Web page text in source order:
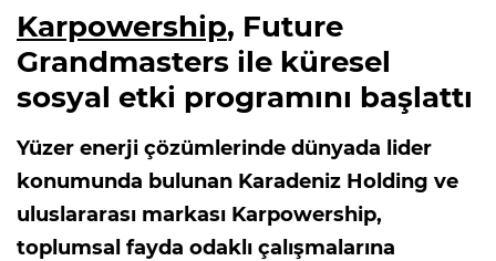
Karpowership, Future
Grandmasters ile küresel
sosyal etki programını başlattı
Yüzer enerji çözümlerinde dünyada lider
konumunda bulunan Karadeniz Holding ve
uluslararası markası Karpowership,
toplumsal fayda odaklı çalışmalarına